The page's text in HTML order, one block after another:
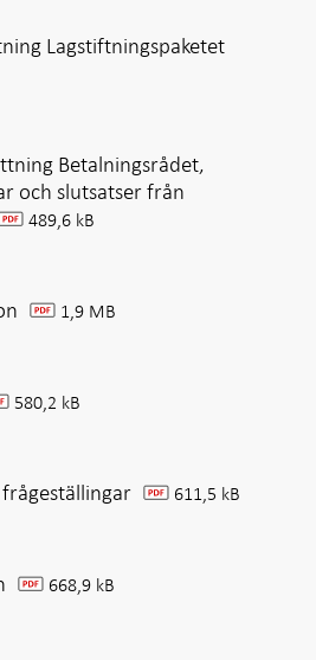
Lagstiftningspaketet
Betalningsrådet,
och slutsatser från
489,6 kB
pdf 1,9 MB
580,2 kB
pdf 611,5 kB
pdf 668,9 kB